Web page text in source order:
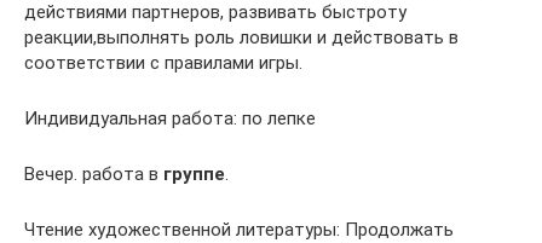
действиями партнеров, развивать быстроту
реакции,выполнять роль ловишки и действовать в
соответствии с правилами игры.
Индивидуальная работа: по лепке
Вечер. работа в группе.
Чтение художественной литературы: Продолжать